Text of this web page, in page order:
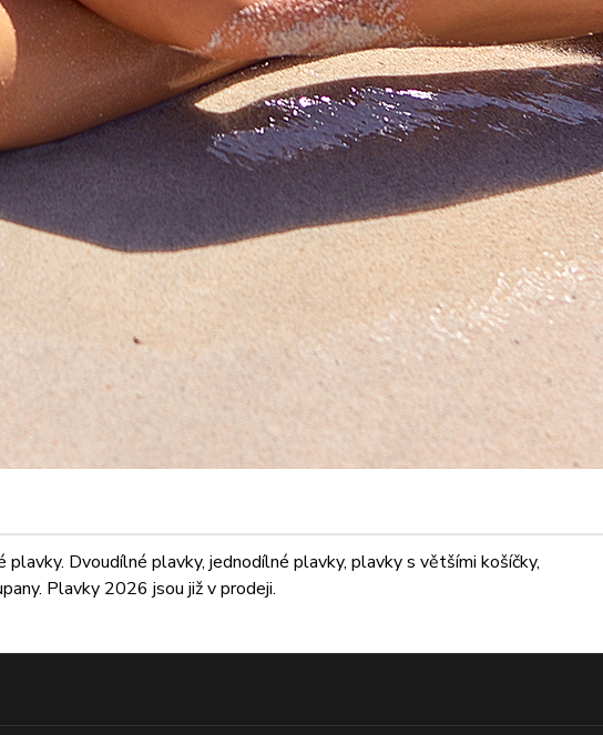
Dvoudílné plavky, jednodílné plavky, plavky s většími košíčky,
Plavky 2026 jsou již v prodeji.